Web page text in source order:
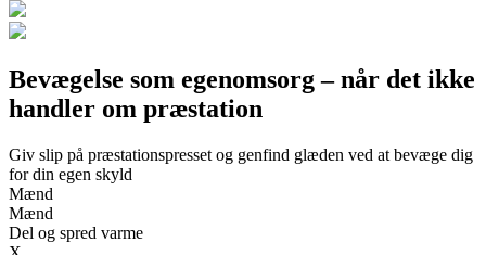
Bevægelse som egenomsorg – når det ikke
handler om præstation
Giv slip på præstationspresset og genfind glæden ved at bevæge dig
for din egen skyld
Mænd
Mænd
Del og spred varme